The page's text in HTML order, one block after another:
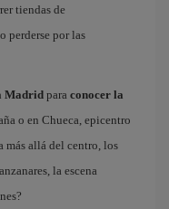
tiendas de
o perderse por las
Madridpara conocer la
o en Chueca, epicentro
allá del centro, los
la escena